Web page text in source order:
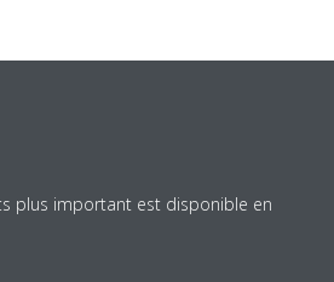
plus important est disponible en